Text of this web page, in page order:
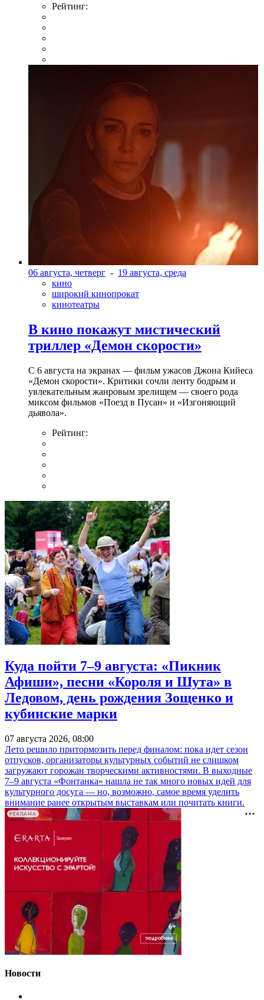
Рейтинг:
06 августа, четверг - 19 августа, среда
кино
широкий кинопрокат
кинотеатры
В кино покажут мистический
триллер «Демон скорости»
С 6 августа на экранах — фильм ужасов Джона Кийеса
«Демон скорости». Критики сочли ленту бодрым и
увлекательным жанровым зрелищeм — своего рода
миксом фильмов «Поезд в Пусан» и «Изгоняющий
дьявола».
Рейтинг:
Куда пойти 7–9 августа: «Пикник
Афиши», песни «Короля и Шута» в
Ледовом, день рождения Зощенко и
кубинские марки
07 августа 2026, 08:00
Лето решило притормозить перед финалом: пока идет сезон
отпусков, организаторы культурных событий не слишком
загружают горожан творческими активностями. В выходные
7–9 августа «Фонтанка» нашла не так много новых идей для
культурного досуга — но, возможно, самое время уделить
внимание ранее открытым выставкам или почитать книги.
РЕКЛАМА
Новости